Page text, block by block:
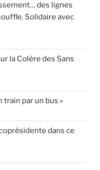
des lignes
Solidaire avec
la Colère des Sans
train par un bus »
dans ce